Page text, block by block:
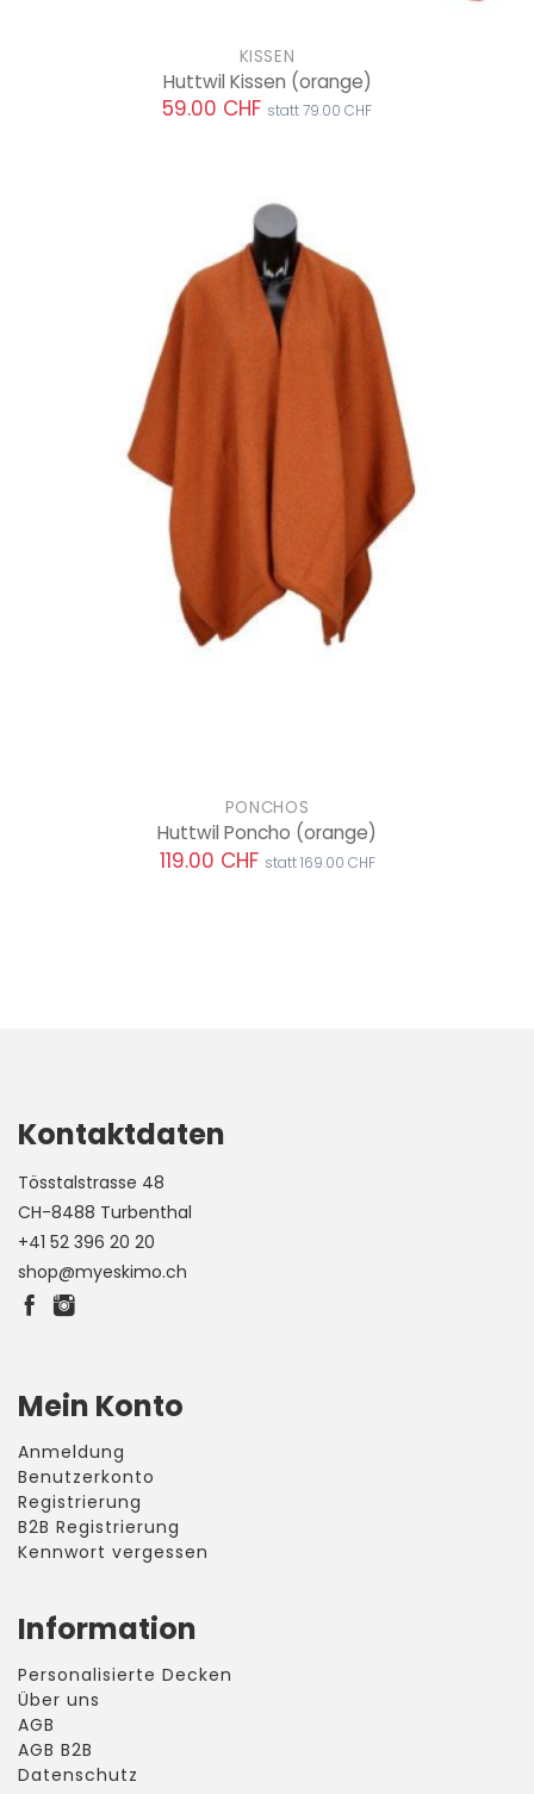
KISSEN
Huttwil Kissen (orange)
59.00 CHF statt 79.00 CHF
PONCHOS
Huttwil Poncho (orange)
119.00 CHF statt 169.00 CHF
Kontaktdaten
Tösstalstrasse 48
CH-8488 Turbenthal
+41 52 396 20 20
shop@myeskimo.ch
Mein Konto
Anmeldung
Benutzerkonto
Registrierung
B2B Registrierung
Kennwort vergessen
Information
Personalisierte Decken
Über uns
AGB
AGB B2B
Datenschutz